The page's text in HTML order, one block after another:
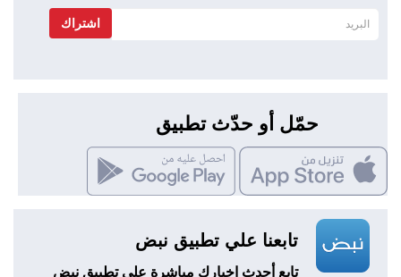
اشتراك
حمّل أو حدّث تطبيق
تابعنا علي تطبيق نبض
تابع أحدث اخبارك مباشرة علي تطبيق نبض